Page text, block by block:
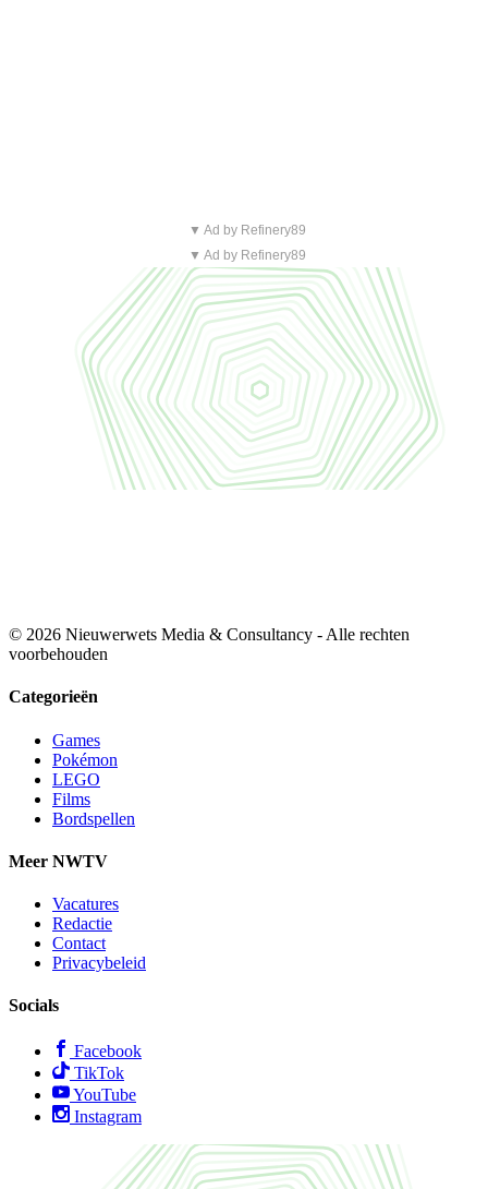
▼ Ad by Refinery89
▼ Ad by Refinery89
© 2026 Nieuwerwets Media & Consultancy - Alle rechten
voorbehouden
Categorieën
Games
Pokémon
LEGO
Films
Bordspellen
Meer NWTV
Vacatures
Redactie
Contact
Privacybeleid
Socials
Facebook
TikTok
YouTube
Instagram